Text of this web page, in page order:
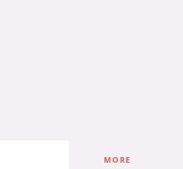
MORE